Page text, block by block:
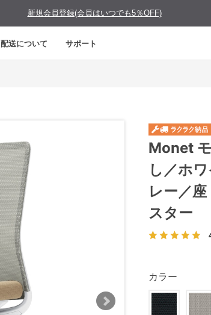
新規会員登録(会員はいつでも5％OFF)
配送について サポート
Monet
し／ホ
レー／
スター
カラー